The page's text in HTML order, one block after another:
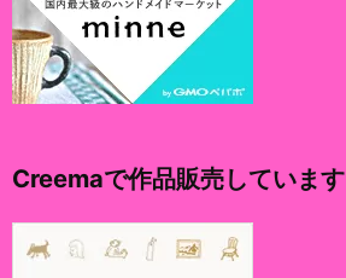
Creemaで作品販売しています